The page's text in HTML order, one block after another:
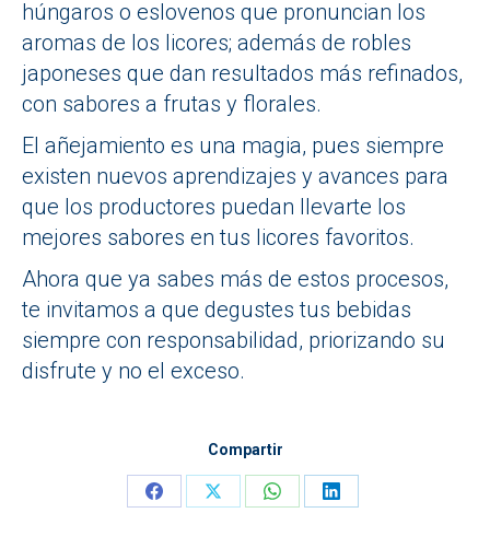
húngaros o eslovenos que pronuncian los
aromas de los licores; además de robles
japoneses que dan resultados más refinados,
con sabores a frutas y florales.
El añejamiento es una magia, pues siempre
existen nuevos aprendizajes y avances para
que los productores puedan llevarte los
mejores sabores en tus licores favoritos.
Ahora que ya sabes más de estos procesos,
te invitamos a que degustes tus bebidas
siempre con responsabilidad, priorizando su
disfrute y no el exceso.
Compartir
Share
Share
Share
Share